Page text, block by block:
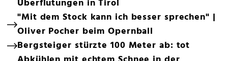
Überflutungen in Tirol
"Mit dem Stock kann ich besser sprechen" |
Oliver Pocher beim Opernball
Bergsteiger stürzte 100 Meter ab: tot